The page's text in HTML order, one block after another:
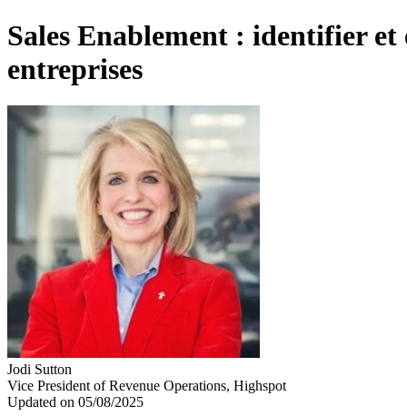
Sales Enablement : identifier et
entreprises
Jodi Sutton
Vice President of Revenue Operations, Highspot
Updated on 05/08/2025